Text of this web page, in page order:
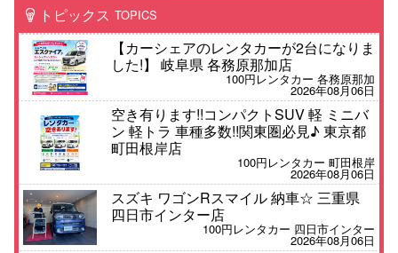
トピックス TOPICS
【カーシェアのレンタカーが2台になりま
した!】 岐阜県 各務原那加店
100円レンタカー 各務原那加
2026年08月06日
空き有ります!!コンパクトSUV 軽 ミニバ
ン 軽トラ 車種多数!!関東圏必見♪ 東京都
町田根岸店
100円レンタカー 町田根岸
2026年08月06日
スズキ ワゴンRスマイル 納車☆ 三重県
四日市インター店
100円レンタカー 四日市インター
2026年08月06日